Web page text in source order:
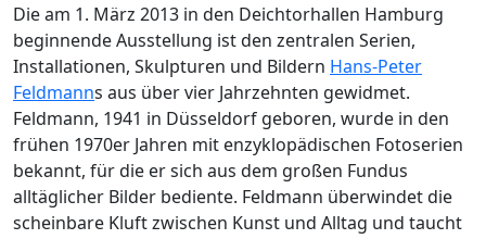
Die am 1. März 2013 in den Deichtorhallen Hamburg
beginnende Ausstellung ist den zentralen Serien,
Installationen, Skulpturen und Bildern Hans-Peter
Feldmanns aus über vier Jahrzehnten gewidmet.
Feldmann, 1941 in Düsseldorf geboren, wurde in den
frühen 1970er Jahren mit enzyklopädischen Fotoserien
bekannt, für die er sich aus dem großen Fundus
alltäglicher Bilder bediente. Feldmann überwindet die
scheinbare Kluft zwischen Kunst und Alltag und taucht